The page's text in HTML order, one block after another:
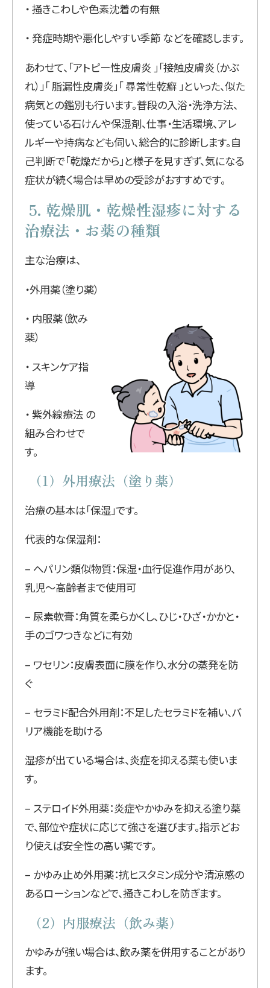
・ 掻きこわしや色素沈着の有無
・ 発症時期や悪化しやすい季節 などを確認します。
あわせて、「アトピー性皮膚炎 」「接触皮膚炎（かぶ
れ）」「 脂漏性皮膚炎」「 尋常性乾癬 」といった、似た
病気との鑑別も行います。普段の入浴・洗浄方法、
使っている石けんや保湿剤、仕事・生活環境、アレ
ルギーや持病なども伺い、総合的に診断します。自
己判断で「乾燥だから」と様子を見すぎず、気になる
症状が続く場合は早めの受診がおすすめです。
5. 乾燥肌・乾燥性湿疹に対する
治療法・お薬の種類
主な治療は、
・外用薬（塗り薬）
・ 内服薬（飲み
薬）
・ スキンケア指
導
・ 紫外線療法 の
組み合わせで
す。
（1）外用療法（塗り薬）
治療の基本は「保湿」です。
代表的な保湿剤：
– ヘパリン類似物質：保湿・血行促進作用があり、
乳児〜高齢者まで使用可
– 尿素軟膏：角質を柔らかくし、ひじ・ひざ・かかと・
手のゴワつきなどに有効
– ワセリン：皮膚表面に膜を作り、水分の蒸発を防
ぐ
– セラミド配合外用剤：不足したセラミドを補い、バ
リア機能を助ける
湿疹が出ている場合は、炎症を抑える薬も使いま
す。
– ステロイド外用薬：炎症やかゆみを抑える塗り薬
で、部位や症状に応じて強さを選びます。指示どお
り使えば安全性の高い薬です。
– かゆみ止め外用薬：抗ヒスタミン成分や清涼感の
あるローションなどで、掻きこわしを防ぎます。
（2）内服療法（飲み薬）
かゆみが強い場合は、飲み薬を併用することがあり
ます。